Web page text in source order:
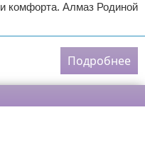
комфорта. Алмаз Родиной
Подробнее